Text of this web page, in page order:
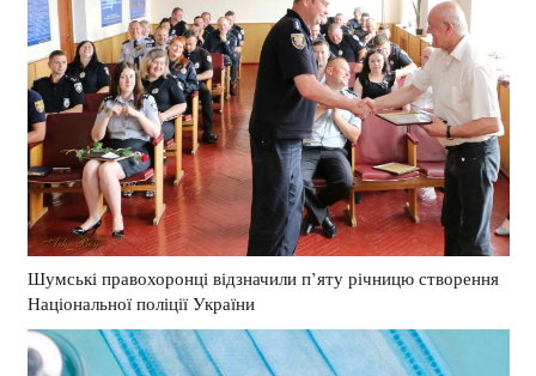
Шумські правохоронці відзначили п’яту річницю створення
Національної поліції України